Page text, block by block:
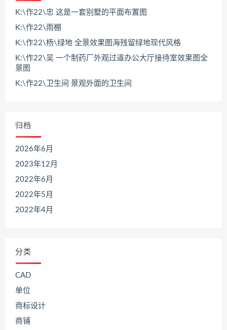
K:\作22\忠 这是一套别墅的平面布置图
K:\作22\雨棚
K:\作22\杨\绿地 全景效果图海残留绿地现代风格
K:\作22\吴 一个制药厂外观过道办公大厅接待室效果图全
景图
K:\作22\卫生间 景观外面的卫生间
归档
2026年6月
2023年12月
2022年6月
2022年5月
2022年4月
分类
CAD
单位
商标设计
商铺